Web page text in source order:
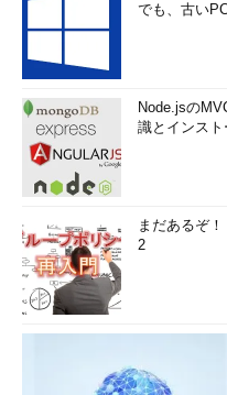
でも、古い
Node.jsの
識とインス
まだあるぞ
2